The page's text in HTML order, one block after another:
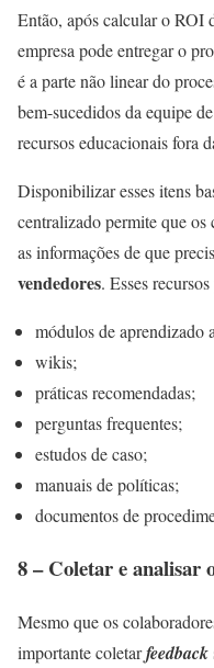
Então, após calcular o ROI
empresa pode entregar o
é a parte não linear do
bem-sucedidos da equipe
recursos educacionais fora
Disponibilizar esses itens
centralizado permite que os
as informações de que
vendedores. Esses
módulos de aprendizado
wikis;
práticas recomendadas;
perguntas frequentes;
estudos de caso;
manuais de políticas;
documentos de
8 – Coletar e analisar
Mesmo que os
importante coletarfeedback